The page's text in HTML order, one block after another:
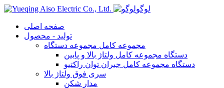
لوگو
صفحه اصلی
تولید - محصول
مجموعه کامل مجموعه دستگاه
دستگاه مجموعه کامل ولتاژ بالا و پایین
دستگاه مجموعه کامل جبران توان راکتیو
سری فوق ولتاژ بالا
مدار شکن